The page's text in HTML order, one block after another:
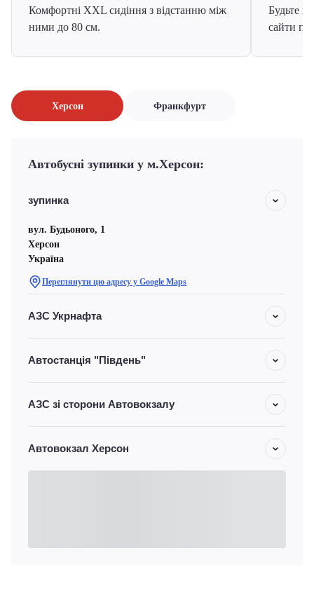
Комфортні XXL сидіння з відстанню між
ними до 80 см.
Будьте
сайти
Херсон Франкфурт
Автобусні зупинки у м.Херсон:
зупинка
вул. Будьоного, 1
Херсон
Україна
Переглянути цю адресу у Google Maps
АЗС Укрнафта
Автостанція "Південь"
АЗС зі сторони Автовокзалу
Автовокзал Херсон